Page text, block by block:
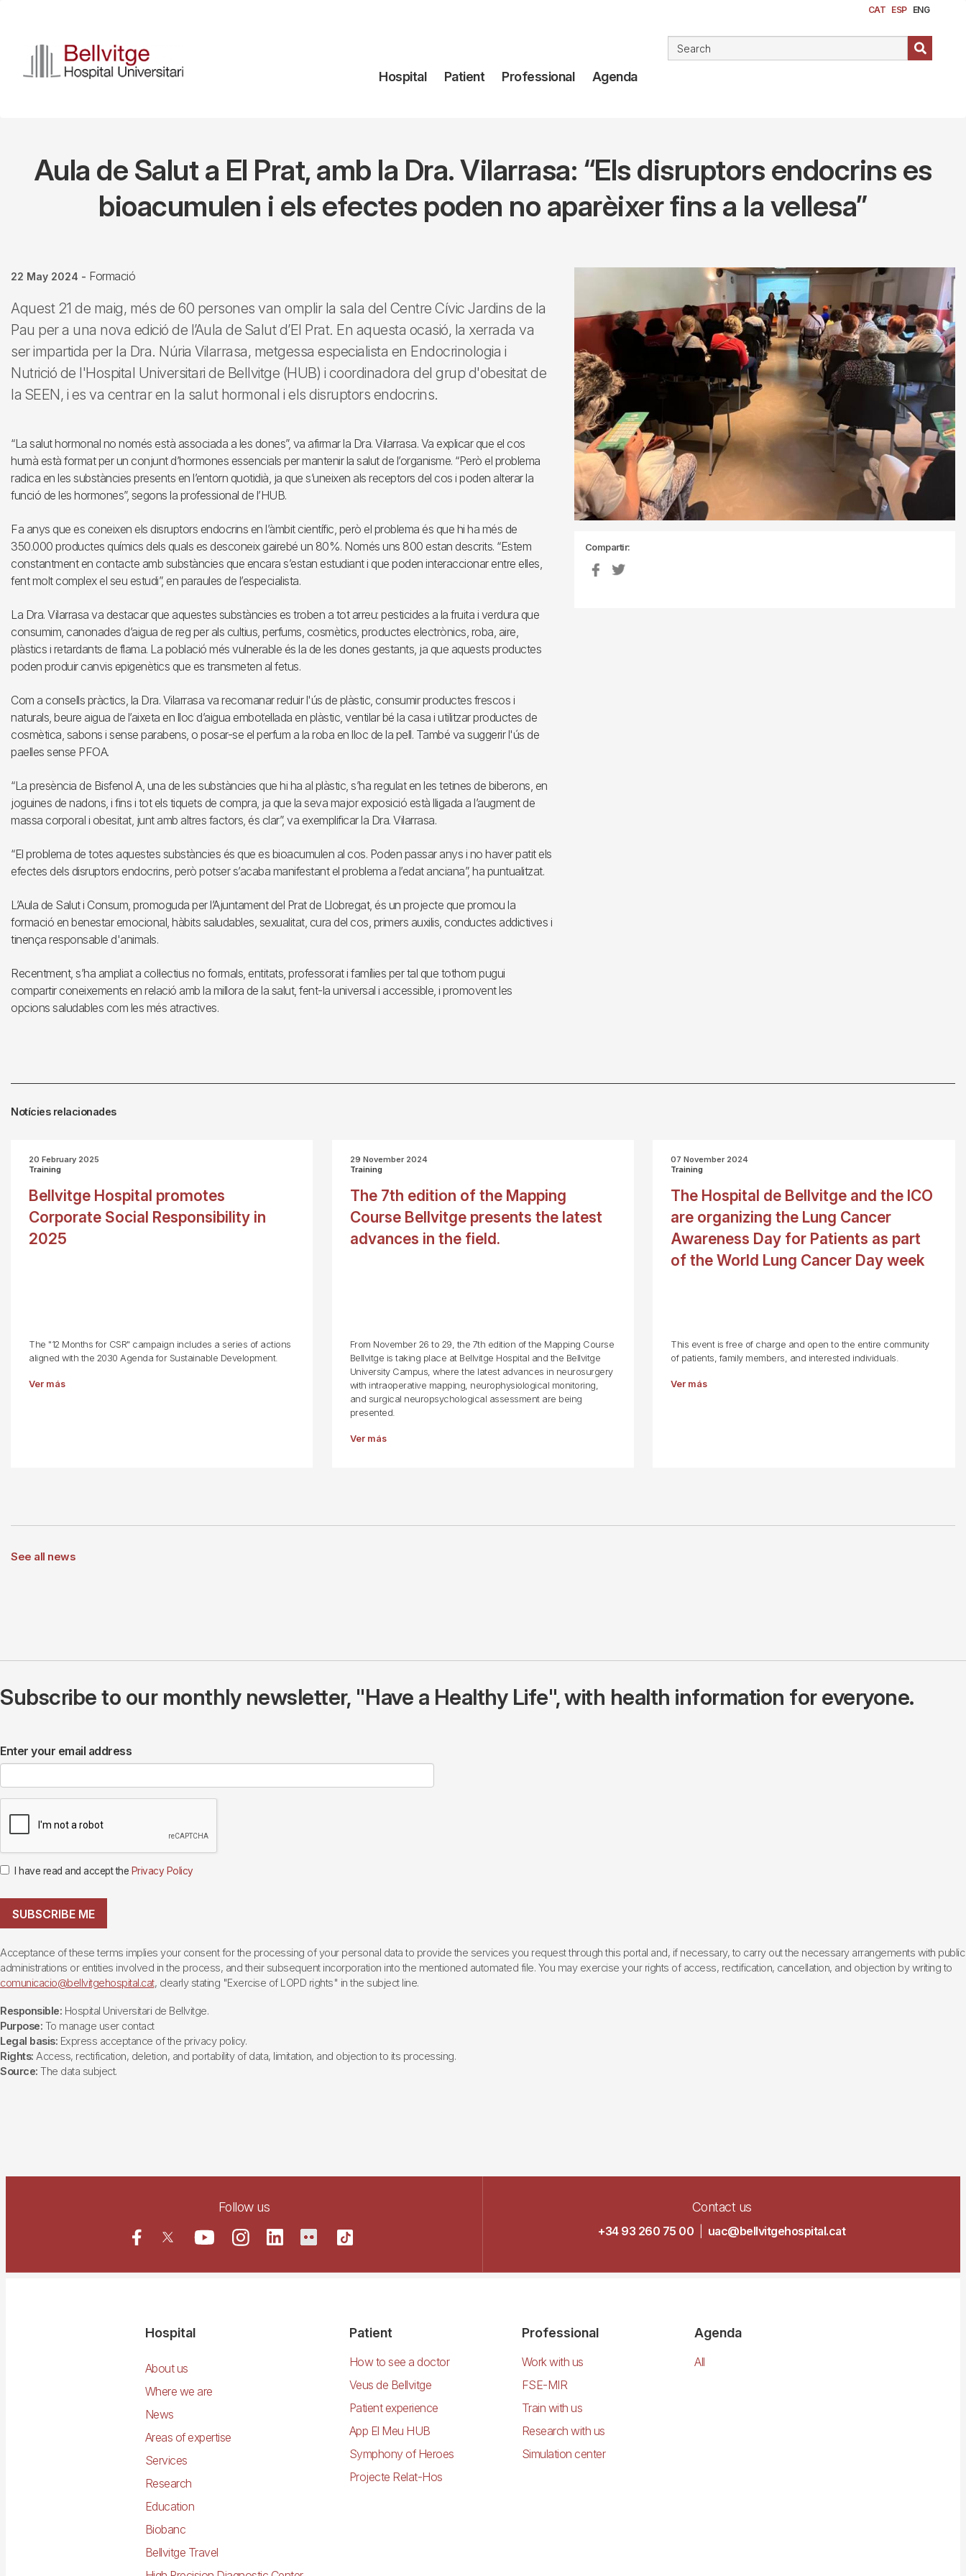
content
CAT ESP ENG
Navegación
Hospital Patient Professional Agenda
Aula de Salut a El Prat, amb la Dra. Vilarrasa: “Els disruptors endocrins es
bioacumulen i els efectes poden no aparèixer fins a la vellesa”
22 May 2024 - Formació
Aquest 21 de maig, més de 60 persones van omplir la sala del Centre Cívic Jardins de la
Pau per a una nova edició de l’Aula de Salut d’El Prat. En aquesta ocasió, la xerrada va
ser impartida per la Dra. Núria Vilarrasa, metgessa especialista en Endocrinologia i
Nutrició de l'Hospital Universitari de Bellvitge (HUB) i coordinadora del grup d'obesitat de
la SEEN, i es va centrar en la salut hormonal i els disruptors endocrins.
“La salut hormonal no només està associada a les dones”, va afirmar la Dra. Vilarrasa. Va explicar que el cos
humà està format per un conjunt d’hormones essencials per mantenir la salut de l’organisme. “Però el problema
radica en les substàncies presents en l’entorn quotidià, ja que s’uneixen als receptors del cos i poden alterar la
funció de les hormones”, segons la professional de l’HUB.
Fa anys que es coneixen els disruptors endocrins en l’àmbit científic, però el problema és que hi ha més de
350.000 productes químics dels quals es desconeix gairebé un 80%. Només uns 800 estan descrits. “Estem
constantment en contacte amb substàncies que encara s’estan estudiant i que poden interaccionar entre elles,
fent molt complex el seu estudi”, en paraules de l’especialista.
La Dra. Vilarrasa va destacar que aquestes substàncies es troben a tot arreu: pesticides a la fruita i verdura que
consumim, canonades d’aigua de reg per als cultius, perfums, cosmètics, productes electrònics, roba, aire,
plàstics i retardants de flama. La població més vulnerable és la de les dones gestants, ja que aquests productes
poden produir canvis epigenètics que es transmeten al fetus.
Com a consells pràctics, la Dra. Vilarrasa va recomanar reduir l'ús de plàstic, consumir productes frescos i
naturals, beure aigua de l’aixeta en lloc d’aigua embotellada en plàstic, ventilar bé la casa i utilitzar productes de
cosmètica, sabons i sense parabens, o posar-se el perfum a la roba en lloc de la pell. També va suggerir l'ús de
paelles sense PFOA.
“La presència de Bisfenol A, una de les substàncies que hi ha al plàstic, s’ha regulat en les tetines de biberons, en
joguines de nadons, i fins i tot els tiquets de compra, ja que la seva major exposició està lligada a l’augment de
massa corporal i obesitat, junt amb altres factors, és clar”, va exemplificar la Dra. Vilarrasa.
“El problema de totes aquestes substàncies és que es bioacumulen al cos. Poden passar anys i no haver patit els
efectes dels disruptors endocrins, però potser s’acaba manifestant el problema a l’edat anciana”, ha puntualitzat.
L’Aula de Salut i Consum, promoguda per l’Ajuntament del Prat de Llobregat, és un projecte que promou la
formació en benestar emocional, hàbits saludables, sexualitat, cura del cos, primers auxilis, conductes addictives i
tinença responsable d'animals.
Recentment, s’ha ampliat a col·lectius no formals, entitats, professorat i famílies per tal que tothom pugui
compartir coneixements en relació amb la millora de la salut, fent-la universal i accessible, i promovent les
opcions saludables com les més atractives.
Compartir:
Notícies relacionades
20 February 2025
Training
Bellvitge Hospital promotes
Corporate Social Responsibility in
2025
The "12 Months for CSR" campaign includes a series of actions
aligned with the 2030 Agenda for Sustainable Development.
Ver más
29 November 2024
Training
The 7th edition of the Mapping
Course Bellvitge presents the latest
advances in the field.
From November 26 to 29, the 7th edition of the Mapping Course
Bellvitge is taking place at Bellvitge Hospital and the Bellvitge
University Campus, where the latest advances in neurosurgery
with intraoperative mapping, neurophysiological monitoring,
and surgical neuropsychological assessment are being
presented.
Ver más
07 November 2024
Training
The Hospital de Bellvitge and the ICO
are organizing the Lung Cancer
Awareness Day for Patients as part
of the World Lung Cancer Day week
This event is free of charge and open to the entire community
of patients, family members, and interested individuals.
Ver más
See all news
Subscribe to our monthly newsletter, "Have a Healthy Life", with health information for everyone.
Enter your email address
I have read and accept the Privacy Policy
SUBSCRIBE ME
Acceptance of these terms implies your consent for the processing of your personal data to provide the services you request through this portal and, if necessary, to carry out the necessary arrangements with public
administrations or entities involved in the process, and their subsequent incorporation into the mentioned automated file. You may exercise your rights of access, rectification, cancellation, and objection by writing to
comunicacio@bellvitgehospital.cat, clearly stating "Exercise of LOPD rights" in the subject line.
Responsible: Hospital Universitari de Bellvitge.
Purpose: To manage user contact
Legal basis: Express acceptance of the privacy policy.
Rights: Access, rectification, deletion, and portability of data, limitation, and objection to its processing.
Source: The data subject.
Follow us Contact us
+34 93 260 75 00 uac@bellvitgehospital.cat
Hospital
About us
Where we are
News
Areas of expertise
Services
Research
Education
Biobanc
Bellvitge Travel
Patient
How to see a doctor
Veus de Bellvitge
Patient experience
App El Meu HUB
Symphony of Heroes
Projecte Relat-Hos
Professional
Work with us
FSE-MIR
Train with us
Research with us
Simulation center
Agenda
All